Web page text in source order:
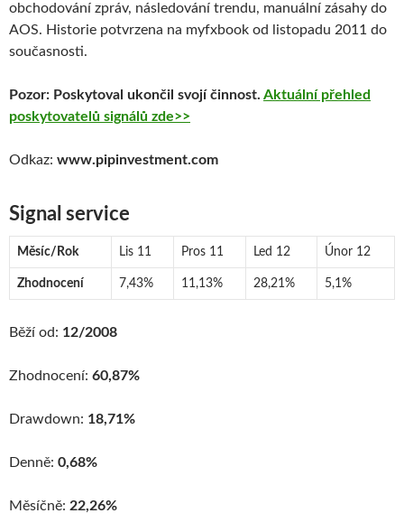
obchodování zpráv, následování trendu, manuální zásahy do
AOS. Historie potvrzena na myfxbook od listopadu 2011 do
současnosti.
Pozor: Poskytoval ukončil svojí činnost. Aktuální přehled
poskytovatelů signálů zde>>
Odkaz: www.pipinvestment.com
Signal service
Měsíc/Rok Lis 11 Pros 11 Led 12 Únor 12
Zhodnocení 7,43% 11,13% 28,21% 5,1%
Běží od: 12/2008
Zhodnocení: 60,87%
Drawdown: 18,71%
Denně: 0,68%
Měsíčně: 22,26%